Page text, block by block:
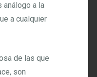
análogo a la
a cualquier
de las que
son